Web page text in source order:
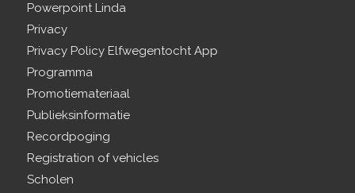
Powerpoint Linda
Privacy
Privacy Policy Elfwegentocht App
Programma
Promotiemateriaal
Publieksinformatie
Recordpoging
Registration of vehicles
Scholen